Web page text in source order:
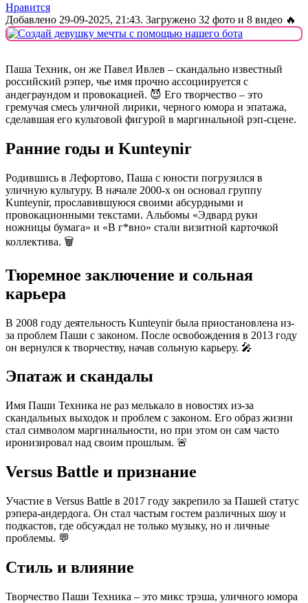
Нравится
Добавлено 29-09-2025, 21:43. Загружено 32 фото и 8 видео 🔥
Паша Техник, он же Павел Ивлев – скандально известный
российский рэпер, чье имя прочно ассоциируется с
андеграундом и провокацией. 😈 Его творчество – это
гремучая смесь уличной лирики, черного юмора и эпатажа,
сделавшая его культовой фигурой в маргинальной рэп-сцене.
Ранние годы и Kunteynir
Родившись в Лефортово, Паша с юности погрузился в
уличную культуру. В начале 2000-х он основал группу
Kunteynir, прославившуюся своими абсурдными и
провокационными текстами. Альбомы «Эдвард руки
ножницы бумага» и «В г*вно» стали визитной карточкой
коллектива. 🗑️
Тюремное заключение и сольная
карьера
В 2008 году деятельность Kunteynir была приостановлена из-
за проблем Паши с законом. После освобождения в 2013 году
он вернулся к творчеству, начав сольную карьеру. 🎤
Эпатаж и скандалы
Имя Паши Техника не раз мелькало в новостях из-за
скандальных выходок и проблем с законом. Его образ жизни
стал символом маргинальности, но при этом он сам часто
иронизировал над своим прошлым. 🚨
Versus Battle и признание
Участие в Versus Battle в 2017 году закрепило за Пашей статус
рэпера-андердога. Он стал частым гостем различных шоу и
подкастов, где обсуждал не только музыку, но и личные
проблемы. 💬
Стиль и влияние
Творчество Паши Техника – это микс трэша, уличного юмора